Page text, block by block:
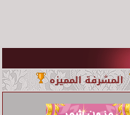
المشرفة المميزه